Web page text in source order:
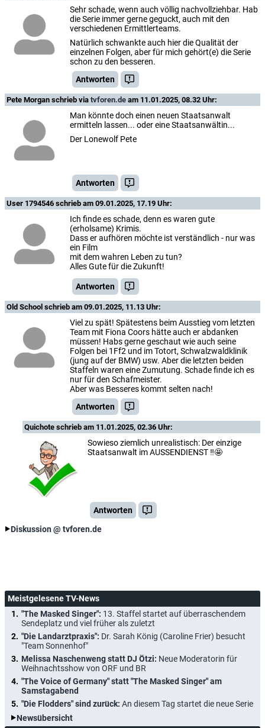
Sehr schade, wenn auch völlig nachvollziehbar. Hab
die Serie immer gerne geguckt, auch mit den
verschiedenen Ermittlerteams.
Natürlich schwankte auch hier die Qualität der
einzelnen Folgen, aber für mich gehört(e) die Serie
schon zu den besseren.
Antworten
Pete Morgan schrieb via tvforen.de am 11.01.2025, 08.32 Uhr:
Man könnte doch einen neuen Staatsanwalt
ermitteln lassen... oder eine Staatsanwältin...
Der Lonewolf Pete
Antworten
User 1794546 schrieb am 09.01.2025, 17.19 Uhr:
Ich finde es schade, denn es waren gute
(erholsame) Krimis.
Dass er aufhören möchte ist verständlich - nur was
ein Film
mit dem wahren Leben zu tun?
Alles Gute für die Zukunft!
Antworten
Old School schrieb am 09.01.2025, 11.13 Uhr:
Viel zu spät! Spätestens beim Ausstieg vom letzten
Team mit Fiona Coors hätte auch er abdanken
müssen! Habs gerne geschaut wie auch seine
Folgen bei 1Ff2 und im Totort, Schwalzwaldklinik
(jung auf der BMW) usw. Aber die letzten beiden
Staffeln waren eine Zumutung. Schade finde ich es
nur für den Schafmeister.
Aber was Besseres kommt selten nach!
Antworten
Quichote schrieb am 11.01.2025, 02.36 Uhr:
Sowieso ziemlich unrealistisch: Der einzige
Staatsanwalt im AUSSENDIENST ‼️🤩
Antworten
Diskussion @ tvforen.de
Meistgelesene TV-News
"The Masked Singer": 13. Staffel startet auf überraschendem
Sendeplatz und viel früher als zuletzt
"Die Landarztpraxis": Dr. Sarah König (Caroline Frier) besucht
"Team Sonnenhof"
Melissa Naschenweng statt DJ Ötzi: Neue Moderatorin für
Weihnachtsshow von ORF und BR
"The Voice of Germany" statt "The Masked Singer" am
Samstagabend
"Die Flodders" sind zurück: An diesem Tag startet die neue Serie
Newsübersicht